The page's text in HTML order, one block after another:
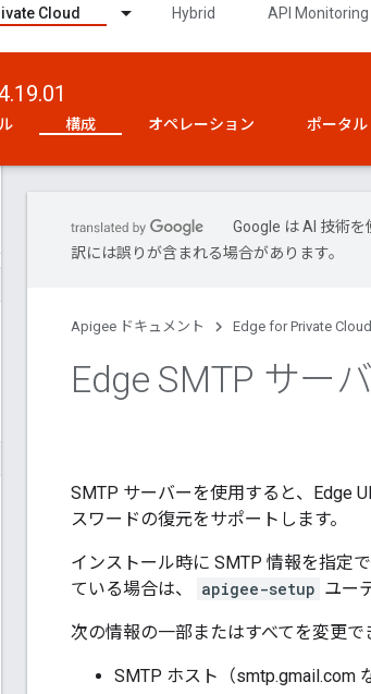
Cloud Hybrid API Monitoring
構成 オペレーション ポータル
Google は AI 技術
訳には誤りが含まれる場合があります。
Apigee ドキュメント Edge for Private Cloud
Edge SMTP サー
SMTP サーバーを使用すると、Edge
スワードの復元をサポートします。
インストール時に SMTP 情報を指定
ている場合は、
apigee-setup ユー
次の情報の一部またはすべてを変更で
SMTP ホスト（smtp.gmail.com